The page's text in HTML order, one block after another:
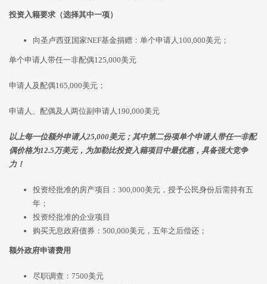
投资入籍要求（选择其中一项）
向圣卢西亚国家NEF基金捐赠：单个申请人100,000美元；
单个申请人带任一非配偶125,000美元
申请人及配偶165,000美元；
申请人、配偶及人两位副申请人190,000美元
以上每一位额外申请人25,000美元；其中第二份项单个申请人带任一非配
偶价格为12.5万美元，为加勒比投资入籍项目中最优惠，具备强大竞争
力！
投资经批准的房产项目：300,000美元，授予公民身份后需持有五
年；
投资经批准的企业项目
购买无息政府债券：500,000美元，五年之后偿还；
额外政府申请费用
尽职调查：7500美元